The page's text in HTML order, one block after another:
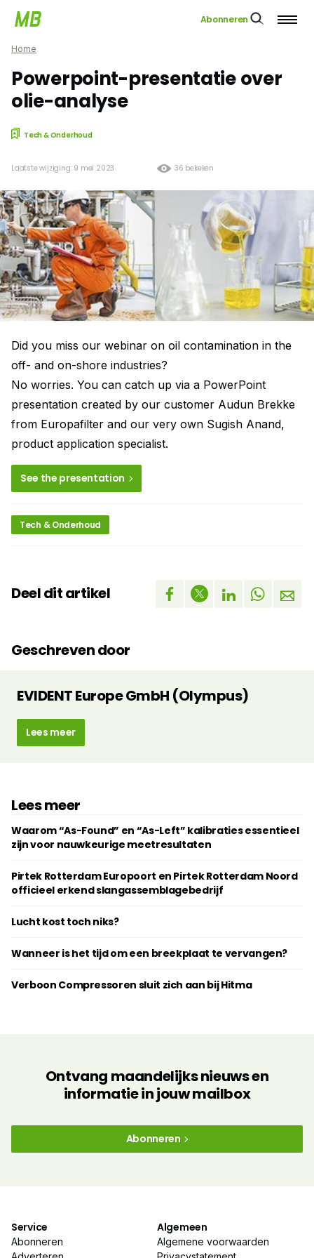
Abonneren
Home
Powerpoint-presentatie over
olie-analyse
Tech & Onderhoud
36 bekeken
Laatste wijziging: 9 mei 2023
Did you miss our webinar on oil contamination in the
off- and on-shore industries?
No worries. You can catch up via a PowerPoint
presentation created by our customer Audun Brekke
from Europafilter and our very own Sugish Anand,
product application specialist.
See the presentation
Tech & Onderhoud
Deel dit artikel
Geschreven door
EVIDENT Europe GmbH (Olympus)
Lees meer
Lees meer
Waarom “As-Found” en “As-Left” kalibraties essentieel
zijn voor nauwkeurige meetresultaten
Pirtek Rotterdam Europoort en Pirtek Rotterdam Noord
officieel erkend slangassemblagebedrijf
Lucht kost toch niks?
Wanneer is het tijd om een breekplaat te vervangen?
Verboon Compressoren sluit zich aan bij Hitma
Ontvang maandelijks nieuws en
informatie in jouw mailbox
Abonneren
Service
Abonneren
Algemeen
Algemene voorwaarden